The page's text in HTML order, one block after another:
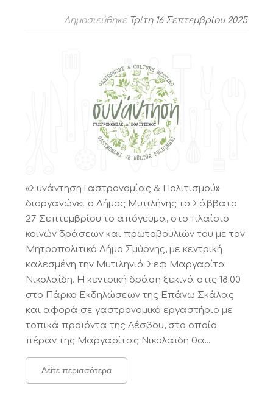
Δημοσιεύθηκε Τρίτη 16 Σεπτεμβρίου 2025
«Συνάντηση Γαστρονομίας & Πολιτισμού»
διοργανώνει ο Δήμος Μυτιλήνης το Σάββατο
27 Σεπτεμβρίου το απόγευμα, στο πλαίσιο
κοινών δράσεων και πρωτοβουλιών του με τον
Μητροπολιτικό Δήμο Σμύρνης, με κεντρική
καλεσμένη την Μυτιληνιά Σεφ Μαργαρίτα
Νικολαΐδη. Η κεντρική δράση ξεκινά στις 18:00
στο Πάρκο Εκδηλώσεων της Επάνω Σκάλας
και αφορά σε γαστρονομικό εργαστήριο με
τοπικά προϊόντα της Λέσβου, στο οποίο
πέραν της Μαργαρίτας Νικολαϊδη θα...
Δείτε περισσότερα